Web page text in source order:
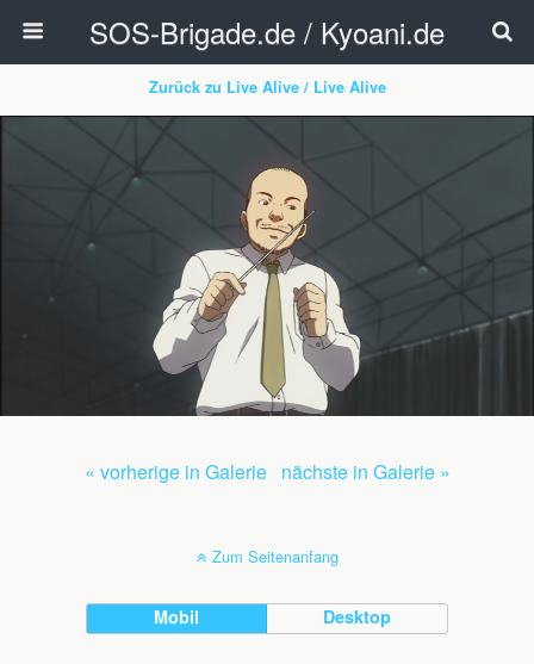
SOS-Brigade.de / Kyoani.de
Zurück zu Live Alive / Live Alive
« vorherige in Galerie nächste in Galerie »
Zum Seitenanfang
Mobil Desktop